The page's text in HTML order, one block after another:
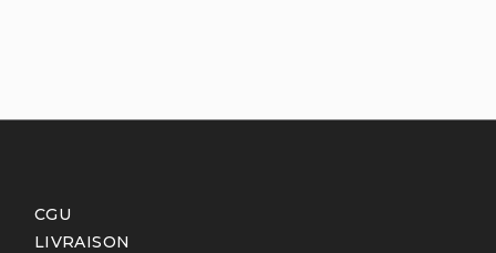
CGU
LIVRAISON